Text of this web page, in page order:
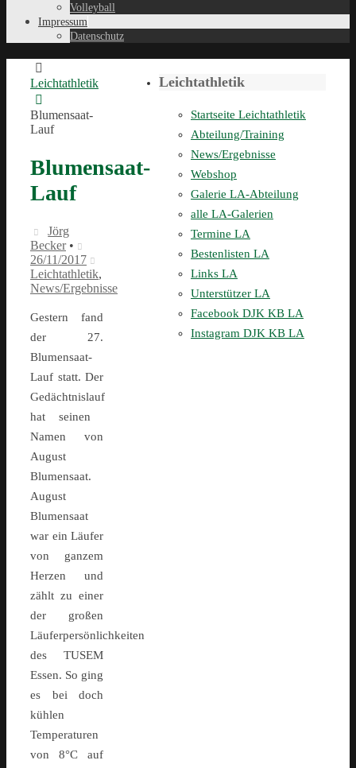
Volleyball
Impressum
Datenschutz
Leichtathletik
Blumensaat-
Lauf
Blumensaat-
Lauf
Jörg
Becker •
26/11/2017
Leichtathletik,
News/Ergebnisse
Gestern fand
der 27.
Blumensaat-
Lauf statt. Der
Gedächtnislauf
hat seinen
Namen von
August
Blumensaat.
August
Blumensaat
war ein Läufer
von ganzem
Herzen und
zählt zu einer
der großen
Läuferpersönlichkeiten
des TUSEM
Essen. So ging
es bei doch
kühlen
Temperaturen
von 8°C auf
Leichtathletik
Startseite Leichtathletik
Abteilung/Training
News/Ergebnisse
Webshop
Galerie LA-Abteilung
alle LA-Galerien
Termine LA
Bestenlisten LA
Links LA
Unterstützer LA
Facebook DJK KB LA
Instagram DJK KB LA